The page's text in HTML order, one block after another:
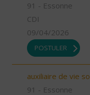
91 - Essonne
CDI
09/04/2026
POSTULER
auxiliaire de vie
91 - Essonne